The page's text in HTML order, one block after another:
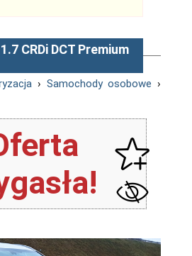
CRDi DCT Premium
› Samochody osobowe ›